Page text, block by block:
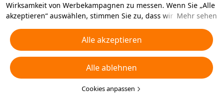
Wirksamkeit von Werbekampagnen zu messen. Wenn Sie „Alle
akzeptieren“ auswählen, stimmen Sie zu, dass wir und die
ähnliche Technologien für Werbezwecke auf Ihrem Gerät
speichern. Alternativ können Sie auch über „Alle ablehnen“
nicht notwendige Cookies ablehnen oder auswählen, welche
Arten von Cookies Sie akzeptieren oder deaktivieren möchten,
indem Sie unten oder jederzeit in Ihren
Datenschutzeinstellungen auf „Cookies anpassen“ klicken.
Mehr sehen
Alle akzeptieren
Alle ablehnen
Cookies anpassen